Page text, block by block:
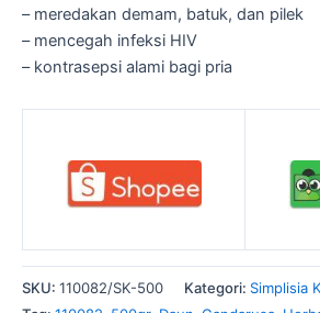
– meredakan demam, batuk, dan pilek
– mencegah infeksi HIV
– kontrasepsi alami bagi pria
SKU: 110082/SK-500 Kategori: Simplisia